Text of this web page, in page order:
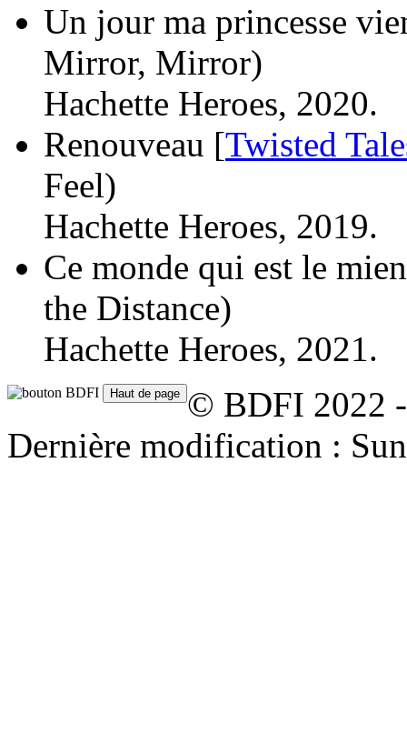
Un jour ma princesse
Mirror, Mirror)
Hachette Heroes, 2020.
Renouveau [Twisted
Feel)
Hachette Heroes, 2019.
Ce monde qui est le
the Distance)
Hachette Heroes, 2021.
© BDFI 2022
Dernière modification :